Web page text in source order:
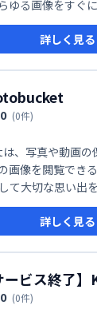
ゆる画像をすぐに
詳しく見る
(0件)
、写真や動画の
画像を閲覧でき
て大切な思い出
ー設定も充実し
詳しく見る
ービス終了
(0件)